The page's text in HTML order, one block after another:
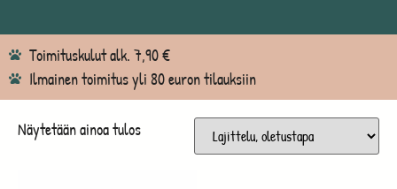
Toimituskulut alk. 7,90 €
Ilmainen toimitus yli 80 euron tilauksiin
Näytetään ainoa tulos